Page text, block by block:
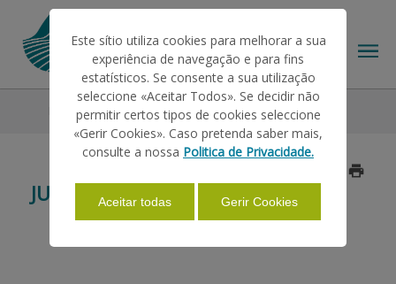
AJUDAS/APOIOS
INFORMAÇÕES
Legislação 2021 Julho
JULHO
Este sítio utiliza cookies para melhorar a sua
experiência de navegação e para fins
estatísticos. Se consente a sua utilização
seleccione «Aceitar Todos». Se decidir não
permitir certos tipos de cookies seleccione
«Gerir Cookies». Caso pretenda saber mais,
consulte a nossa Politica de Privacidade.
Aceitar todas Gerir Cookies